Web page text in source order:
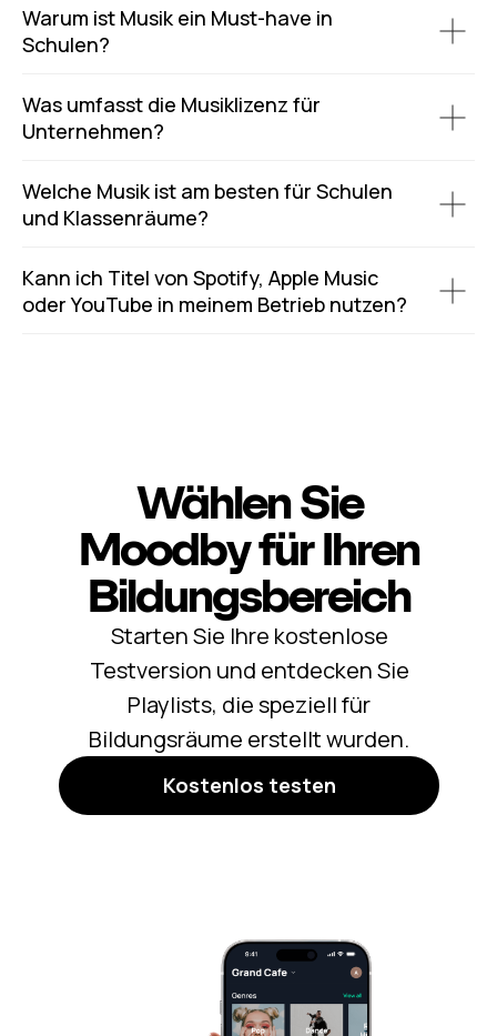
Warum ist Musik ein Must-have in
Schulen?
Was umfasst die Musiklizenz für
Unternehmen?
Welche Musik ist am besten für Schulen
und Klassenräume?
Kann ich Titel von Spotify, Apple Music
oder YouTube in meinem Betrieb nutzen?
Wählen Sie
Moodby für Ihren
Bildungsbereich
Starten Sie Ihre kostenlose
Testversion und entdecken Sie
Playlists, die speziell für
Bildungsräume erstellt wurden.
Kostenlos testen